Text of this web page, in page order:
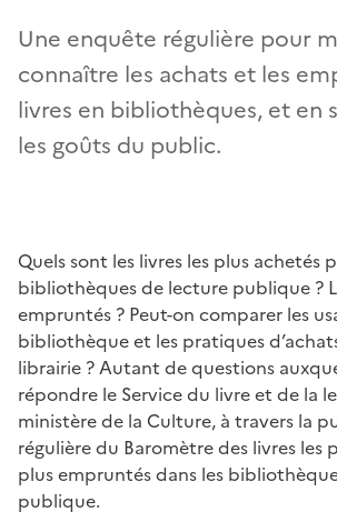
Une enquête régulière pour
connaître les achats et les
livres en bibliothèques, et en
les goûts du public.
Quels sont les livres les plus achetés
bibliothèques de lecture publique ?
empruntés ? Peut-on comparer les
bibliothèque et les pratiques
librairie ? Autant de questions
répondre le Service du livre et de la
ministère de la Culture, à travers la
régulière du Baromètre des livres les
plus empruntés dans les
publique.